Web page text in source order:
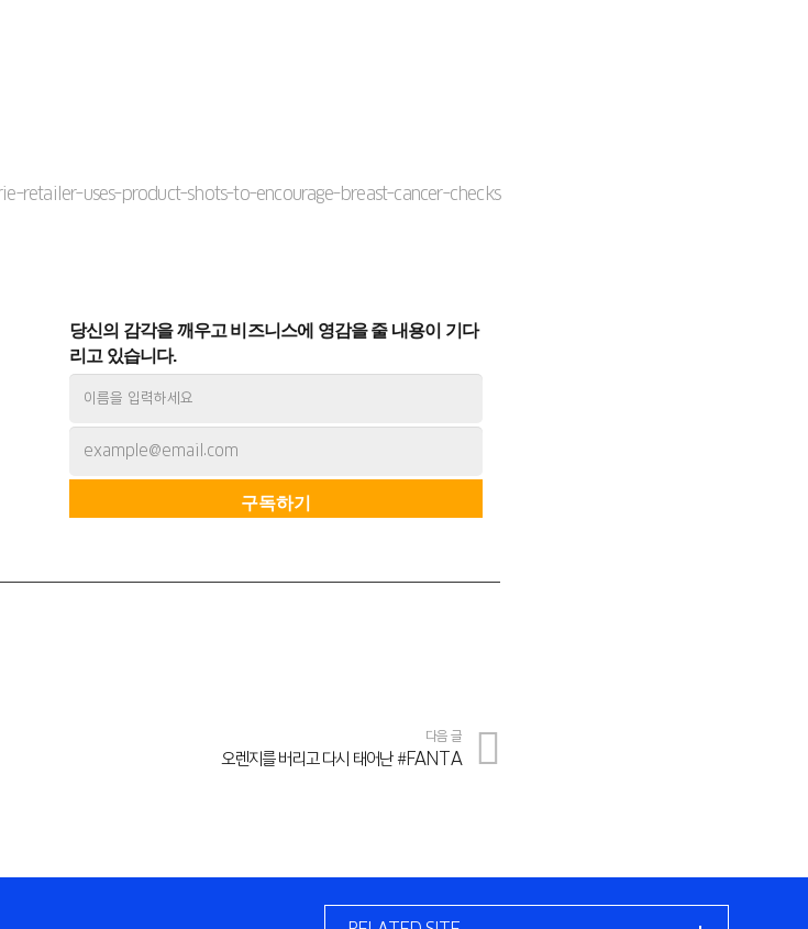
retailer-uses-product-shots-to-encourage-breast-cancer-checks
당신의 감각을 깨우고 비즈니스에 영감을 줄 내용이 기다
리고 있습니다.
다음 글
오렌지를 버리고 다시 태어난 #FANTA